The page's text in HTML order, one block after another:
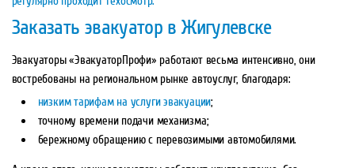
Заказать эвакуатор в Жигулевске
Эвакуаторы «ЭвакуаторПрофи» работают весьма интенсивно, они
востребованы на региональном рынке автоуслуг, благодаря:
низким тарифам на услуги эвакуации;
точному времени подачи механизма;
бережному обращению с перевозимыми автомобилями.